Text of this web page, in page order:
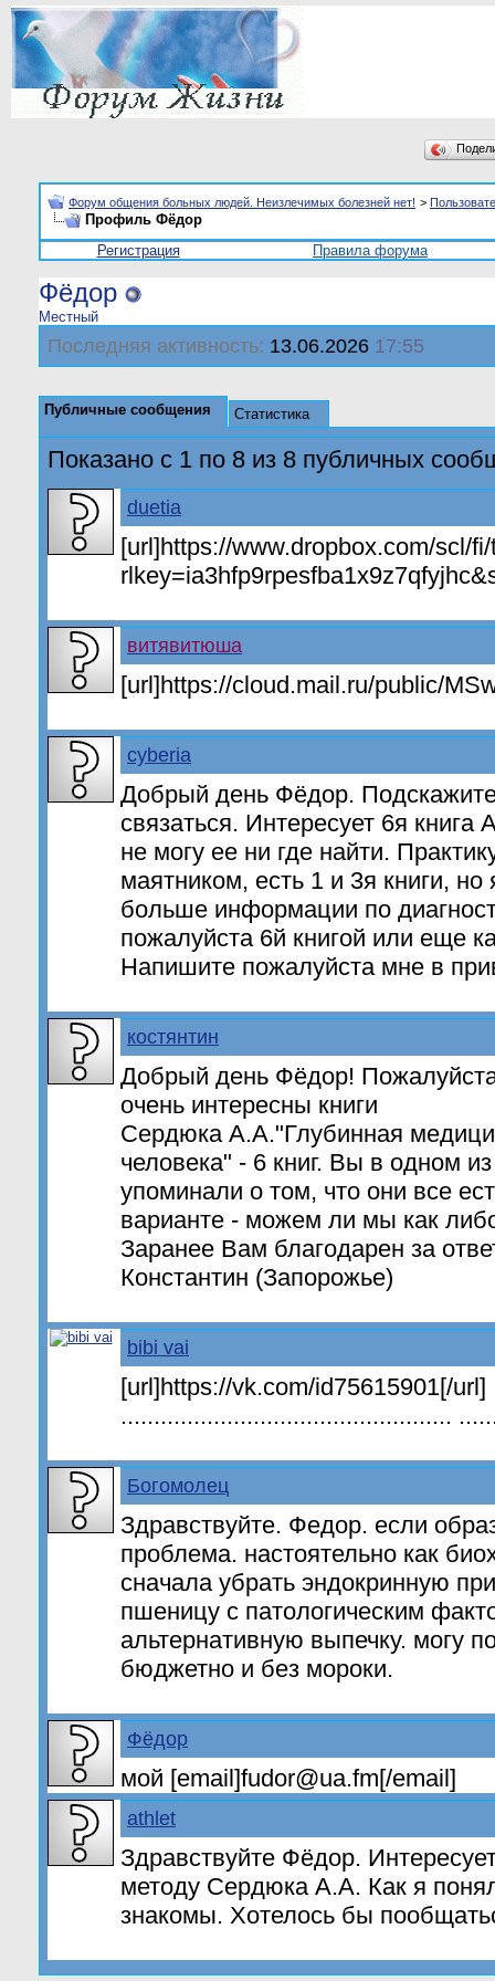
Форум общения больных людей. Неизлечимых болезней нет! >
Профиль Фёдор
Регистрация
Правила форума
Фёдор
Местный
Последняя активность: 13.06.2026 17:55
Публичные сообщения Статистика
Показано с 1 по 8 из 8 публичных
duetia
[url]https://www.dropbox.com/scl/
витявитюша
[url]https://cloud.mail.ru/public/
cyberia
Добрый день Фёдор.
связаться. Интересует 6я
не могу ее ни где найти.
маятником, есть 1 и 3я книги, но
больше информации по
пожалуйста 6й книгой или еще
Напишите пожалуйста мне в
костянтин
Добрый день Фёдор!
очень интересны книги
Сердюка А.А."Глубинная
человека" - 6 книг. Вы в одном
упоминали о том, что они все
варианте - можем ли мы как
Заранее Вам благодарен за
Константин (Запорожье)
bibi vai
[url]https://vk.com/id75615901[/url]
..................................................
Богомолец
Здравствуйте. Федор. если
проблема. настоятельно как
сначала убрать эндокринную
пшеницу с патологическим
альтернативную выпечку. могу
бюджетно и без мороки.
Фёдор
мой [email]fudor@ua.fm[/email]
athlet
Здравствуйте Фёдор.
методу Сердюка А.А. Как я
знакомы. Хотелось бы